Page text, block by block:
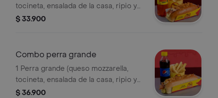
tocineta, ensalada de la casa, ripio y
salsas). acompañado de papas a la
$ 33.900
Combo perra grande
1 Perra grande (queso mozzarella,
tocineta, ensalada de la casa, ripio y
salsas). acompañado de papas a la
$ 36.900